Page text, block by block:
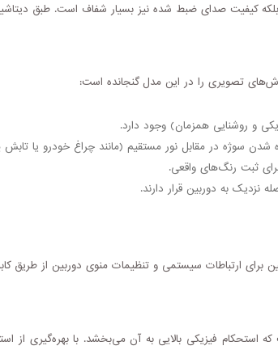
کیفیت صدای ضبط شده نیز بسیار شفاف است. طبق
تصویری را در این مدل گنجانده است:
و روشنایی همزمان) وجود دارد.
شدن سوژه در مقابل نور مستقیم (مانند چراغ خودرو یا
ثبت رنگ‌های واقعی.
به دوربین قرار دارند.
ارتباطات سیستمی و تنظیمات منوی دوربین از طریق
استحکام فیزیکی بالایی به آن می‌بخشد. با بهره‌گیری از